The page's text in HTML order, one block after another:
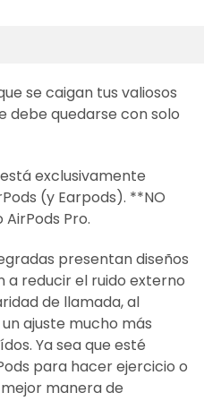
se caigan tus valiosos
debe quedarse con solo
exclusivamente
(y Earpods). **NO
Pro.
presentan diseños
a reducir el ruido externo
de llamada, al
ajuste mucho más
Ya sea que esté
para hacer ejercicio o
manera de